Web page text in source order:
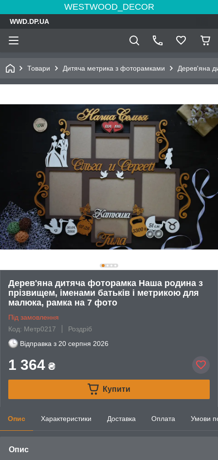
WESTWOOD_DECOR
WWD.DP.UA
Товари Дитяча метрика з фоторамками Дерев'яна
Дерев'яна дитяча фоторамка Наша родина з
прізвищем, іменами батьків і метрикою для
малюка, рамка на 7 фото
Під замовлення
Код: Метр0217
Роздріб
Відправка з 20 серпня 2026
1 364 ₴
Купити
Опис Характеристики Доставка Оплата Умови
Опис